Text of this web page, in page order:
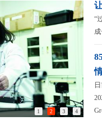
以
1 2 3 4
“